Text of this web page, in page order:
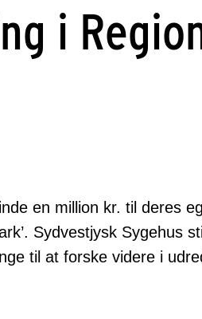
i
en million kr. til deres
Sydvestjysk Sygehus
til at forske videre i